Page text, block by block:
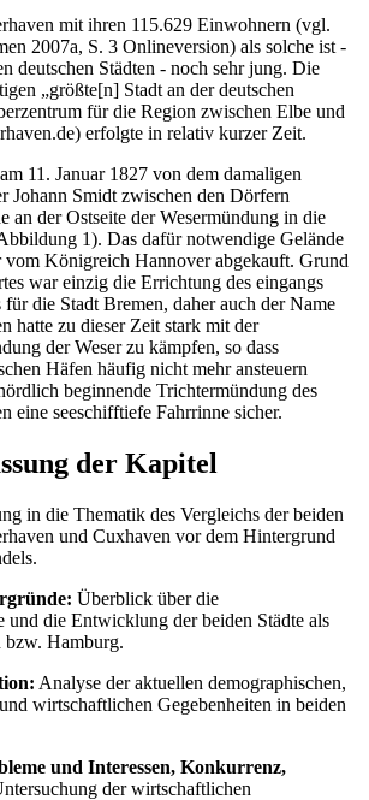
mit ihren 115.629 Einwohnern (vgl.
2007a, S. 3 Onlineversion) als solche ist -
deutschen Städten - noch sehr jung. Die
„größte[n] Stadt an der deutschen
für die Region zwischen Elbe und
erfolgte in relativ kurzer Zeit.
11. Januar 1827 von dem damaligen
Johann Smidt zwischen den Dörfern
an der Ostseite der Wesermündung in die
1). Das dafür notwendige Gelände
vom Königreich Hannover abgekauft. Grund
war einzig die Errichtung des eingangs
die Stadt Bremen, daher auch der Name
hatte zu dieser Zeit stark mit der
der Weser zu kämpfen, so dass
Häfen häufig nicht mehr ansteuern
beginnende Trichtermündung des
eine seeschifftiefe Fahrrinne sicher.
der Kapitel
in die Thematik des Vergleichs der beiden
und Cuxhaven vor dem Hintergrund
Überblick über die
und die Entwicklung der beiden Städte als
bzw. Hamburg.
Analyse der aktuellen demographischen,
wirtschaftlichen Gegebenheiten in beiden
und Interessen, Konkurrenz,
der wirtschaftlichen